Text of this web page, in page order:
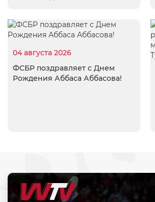
04 августа 2026
ФСБР поздравляет с Днем
Рождения Аббаса Аббасова!